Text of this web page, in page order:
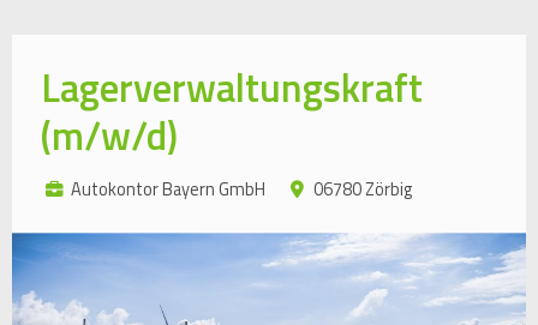
Lagerverwaltungskraft
(m/w/d)
Autokontor Bayern GmbH 06780 Zörbig